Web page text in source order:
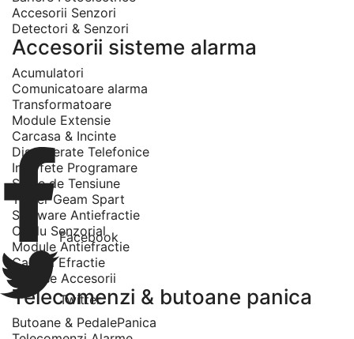
Accesorii Senzori
Detectori & Senzori
Accesorii sisteme alarma
Acumulatori
Comunicatoare alarma
Transformatoare
Module Extensie
Carcasa & Incinte
Dispecerate Telefonice
Interfete Programare
Surse de Tensiune
Tester Geam Spart
Software Antiefractie
Cablu Senzorial
Module Antiefractie
Cabluri Efractie
Diverse Accesorii
Telecomenzi & butoane panica
Butoane & PedalePanica
Facebook
Twitter